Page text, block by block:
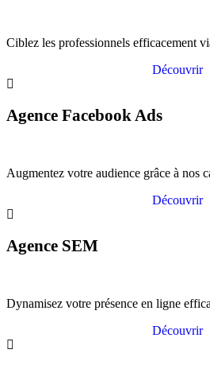
Ciblez les professionnels efficacement
Découvrir
Agence Facebook Ads
Augmentez votre audience grâce à nos
Découvrir
Agence SEM
Dynamisez votre présence en ligne
Découvrir